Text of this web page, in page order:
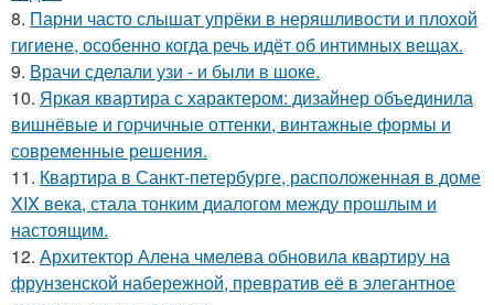
8. Парни часто слышат упрёки в неряшливости и плохой
гигиене, особенно когда речь идёт об интимных вещах.
9. Врачи сделали узи - и были в шоке.
10. Яркая квартира с характером: дизайнер объединила
вишнёвые и горчичные оттенки, винтажные формы и
современные решения.
11. Квартира в Санкт-петербурге, расположенная в доме
XIX века, стала тонким диалогом между прошлым и
настоящим.
12. Архитектор Алена чмелева обновила квартиру на
фрунзенской набережной, превратив её в элегантное